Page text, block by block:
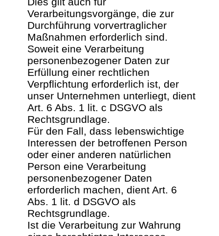
Verarbeitungsvorgänge, die zur
Durchführung vorvertraglicher
Maßnahmen erforderlich sind.
Soweit eine Verarbeitung
personenbezogener Daten zur
Erfüllung einer rechtlichen
Verpflichtung erforderlich ist, der
unser Unternehmen unterliegt, dient
Art. 6 Abs. 1 lit. c DSGVO als
Rechtsgrundlage.
Für den Fall, dass lebenswichtige
Interessen der betroffenen Person
oder einer anderen natürlichen
Person eine Verarbeitung
personenbezogener Daten
erforderlich machen, dient Art. 6
Abs. 1 lit. d DSGVO als
Rechtsgrundlage.
Ist die Verarbeitung zur Wahrung